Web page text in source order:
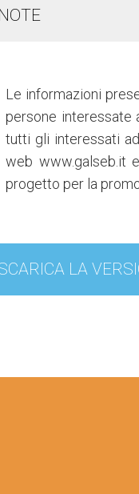
NOTE
Le informazioni
persone interessate
tutti gli interessati
web www.galseb.it
progetto per la
LA